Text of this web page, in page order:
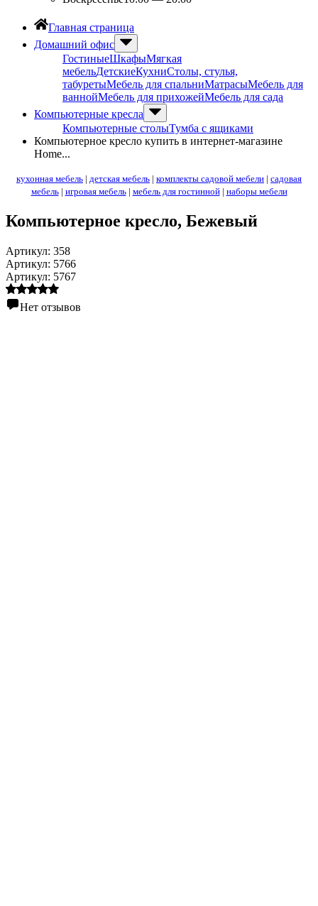
Главная страница
Домашний офис
ГостиныеШкафыМягкая
мебельДетскиеКухниСтолы, стулья,
табуретыМебель для спальниМатрасыМебель для
ваннойМебель для прихожейМебель для сада
Компьютерные кресла
Компьютерные столыТумба с ящиками
Компьютерное кресло купить в интернет-магазине
Home...
кухонная мебель | детская мебель | комплекты садовой мебели | садовая
мебель| игровая мебель| мебель для гостинной| наборы мебели
Компьютерное кресло, Бежевый
Артикул: 358
Артикул: 5766
Артикул: 5767
Нет отзывов